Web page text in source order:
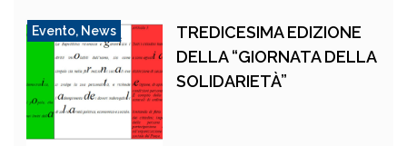
Evento, News
TREDICESIMA EDIZIONE
DELLA “GIORNATA DELLA
SOLIDARIETÀ”